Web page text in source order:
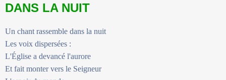
DANS LA NUIT
Un chant rassemble dans la nuit
Les voix dispersées :
L'Église a devancé l'aurore
Et fait monter vers le Seigneur